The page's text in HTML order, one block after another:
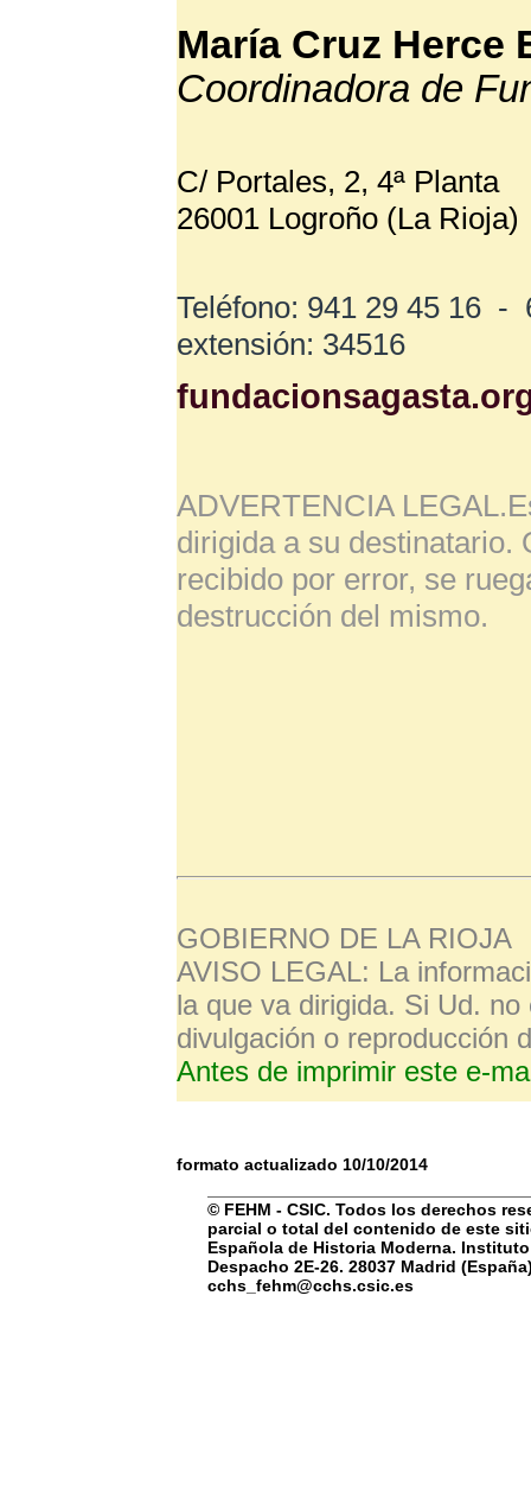
María Cruz Herce
Coordinadora de
C/ Portales, 2, 4ª Planta
26001 Logroño (La Rioja)
Teléfono: 941 29 45 16 -
extensión: 34516
ADVERTENCIA
dirigida a su destinatario.
recibido por error, se
destrucción del mismo.
GOBIERNO DE LA RIOJA
AVISO LEGAL: La
la que va dirigida. Si Ud.
divulgación o reproducción
Antes de imprimir este e-
formato actualizado 10/10/2014
© FEHM - CSIC. Todos los derechos
parcial o total del contenido de este
Española de Historia Moderna. Instituto
Despacho 2E-26. 28037 Madrid
cchs_fehm@cchs.csic.es